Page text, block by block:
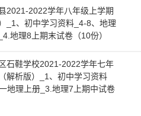
2021-2022学年八年级上学期
_1、初中学习资料_4-8、地理
地理8上期末试卷（10份）
石鞋学校2021-2022学年七年
解析版）_1、初中学习资料
地理上册_3.地理7上期中试卷